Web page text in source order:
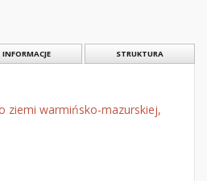
INFORMACJE STRUKTURA
ziemi warmińsko-mazurskiej,